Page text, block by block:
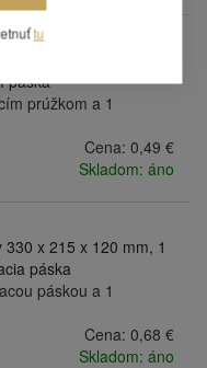
páska
prúžkom a 1
Cena: 0,49 €
Skladom: áno
x 215 x 120 mm, 1
páska
páskou a 1
Cena: 0,68 €
Skladom: áno
tu